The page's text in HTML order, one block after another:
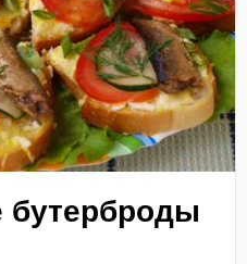
бутерброды